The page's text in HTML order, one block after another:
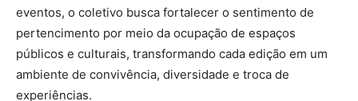
eventos, o coletivo busca fortalecer o sentimento de
pertencimento por meio da ocupação de espaços
públicos e culturais, transformando cada edição em um
ambiente de convivência, diversidade e troca de
experiências.